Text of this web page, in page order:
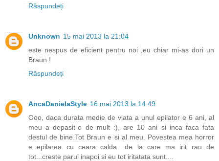
Răspundeți
Unknown 15 mai 2013 la 21:04
este nespus de eficient pentru noi ,eu chiar mi-as dori un
Braun !
Răspundeți
AncaDanielaStyle 16 mai 2013 la 14:49
Ooo, daca durata medie de viata a unul epilator e 6 ani, al
meu a depasit-o de mult :), are 10 ani si inca faca fata
destul de bine.Tot Braun e si al meu. Povestea mea horror
e epilarea cu ceara calda....de la care ma irit rau de
tot...creste parul inapoi si eu tot iritatata sunt....